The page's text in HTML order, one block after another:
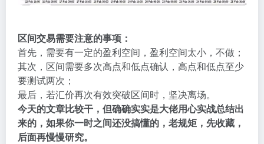
区间交易需要注意的事项：
首先，需要有一定的盈利空间，盈利空间太小，不做；
其次，区间需要多次高点和低点确认，高点和低点至少
要测试两次；
最后，若汇价再次有效突破区间时，坚决离场。
今天的文章比较干，但确确实实是大佬用心实战总结出
来的，如果你一时之间还没搞懂的，老规矩，先收藏，
后面再慢慢研究。